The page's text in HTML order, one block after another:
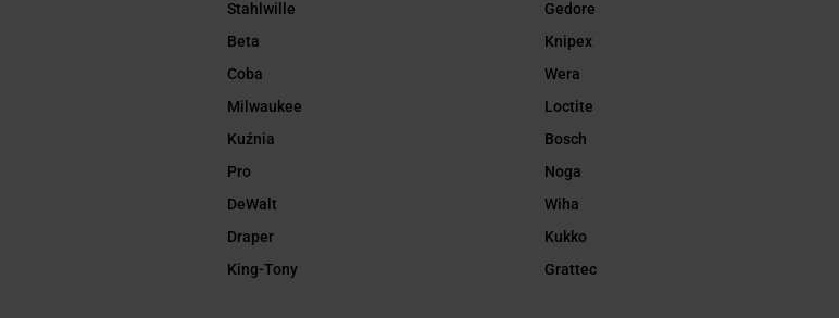
Stahlwille
Beta
Coba
Milwaukee
Kuźnia
Pro
DeWalt
Draper
King-Tony
Gedore
Knipex
Wera
Loctite
Bosch
Noga
Wiha
Kukko
Grattec